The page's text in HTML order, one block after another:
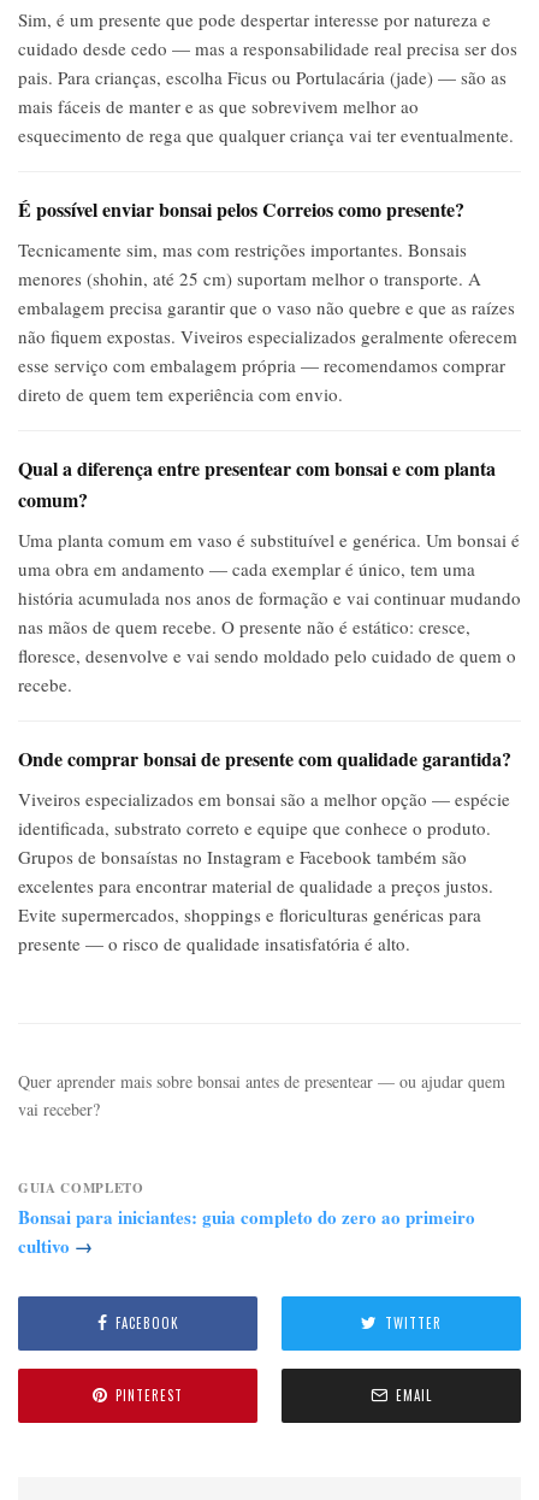
Sim, é um presente que pode despertar interesse por natureza e
cuidado desde cedo — mas a responsabilidade real precisa ser dos
pais. Para crianças, escolha Ficus ou Portulacária (jade) — são as
mais fáceis de manter e as que sobrevivem melhor ao
esquecimento de rega que qualquer criança vai ter eventualmente.
É possível enviar bonsai pelos Correios como presente?
Tecnicamente sim, mas com restrições importantes. Bonsais
menores (shohin, até 25 cm) suportam melhor o transporte. A
embalagem precisa garantir que o vaso não quebre e que as raízes
não fiquem expostas. Viveiros especializados geralmente oferecem
esse serviço com embalagem própria — recomendamos comprar
direto de quem tem experiência com envio.
Qual a diferença entre presentear com bonsai e com planta
comum?
Uma planta comum em vaso é substituível e genérica. Um bonsai é
uma obra em andamento — cada exemplar é único, tem uma
história acumulada nos anos de formação e vai continuar mudando
nas mãos de quem recebe. O presente não é estático: cresce,
floresce, desenvolve e vai sendo moldado pelo cuidado de quem o
recebe.
Onde comprar bonsai de presente com qualidade garantida?
Viveiros especializados em bonsai são a melhor opção — espécie
identificada, substrato correto e equipe que conhece o produto.
Grupos de bonsaístas no Instagram e Facebook também são
excelentes para encontrar material de qualidade a preços justos.
Evite supermercados, shoppings e floriculturas genéricas para
presente — o risco de qualidade insatisfatória é alto.
Quer aprender mais sobre bonsai antes de presentear — ou ajudar quem
vai receber?
GUIA COMPLETO
Bonsai para iniciantes: guia completo do zero ao primeiro
cultivo →
FACEBOOK TWITTER
PINTEREST EMAIL